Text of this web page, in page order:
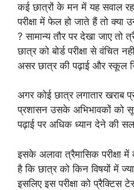
कई छात्रों के मन में यह सवाल
परीक्षा में फेल हो जाते हैं तो क्या
? सामान्य तौर पर देखा जाए तो
छात्र को बोर्ड परीक्षा से वंचित
असर छात्र की पढ़ाई और स्कूल
अगर कोई छात्र लगातार खराब
प्रशासन उसके अभिभावकों को
पढ़ाई पर अधिक ध्यान देने की
इसके अलावा त्रैमासिक
है कि छात्र को किन विषयों में
इसलिए इस परीक्षा को प्रैक्टिस